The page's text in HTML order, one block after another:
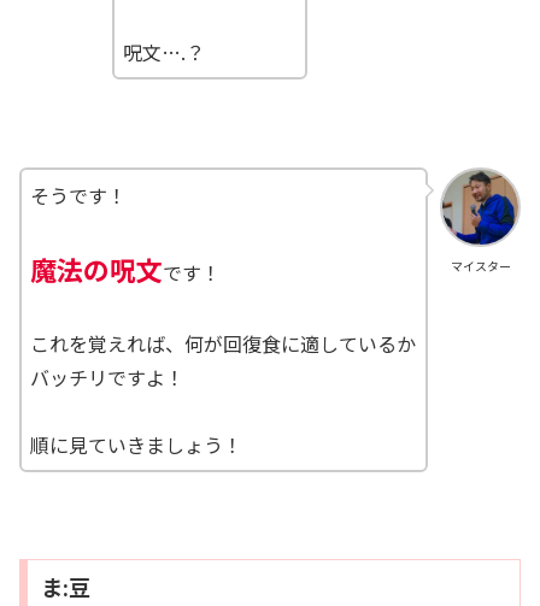
呪文….？
マイスター
そうです！
魔法の呪文です！
これを覚えれば、何が回復食に適しているか
バッチリですよ！
順に見ていきましょう！
ま:豆